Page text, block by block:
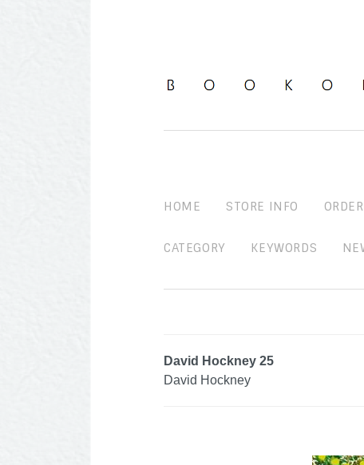
HOME STORE INFO
CATEGORY KEYWORDS
David Hockney 25
David Hockney